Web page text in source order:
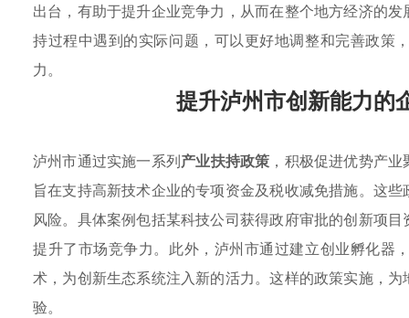
出台，有助于提升企业竞争力，从而在整个地方经济的
持过程中遇到的实际问题，可以更好地调整和完善政策
力。
提升泸州市创新能力的
泸州市通过实施一系列产业扶持政策 ，积极促进优势产业
旨在支持高新技术企业的专项资金及税收减免措施。这
风险。具体案例包括某科技公司获得政府审批的创新项
提升了市场竞争力。此外，泸州市通过建立创业孵化器
术，为创新生态系统注入新的活力。这样的政策实施，
验。